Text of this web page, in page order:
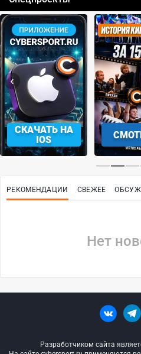
СКАЧАТЬ НА
IOS
‹
РЕКОМЕНДАЦИИ СВЕЖЕЕ
Нет
Разработчиком сайта